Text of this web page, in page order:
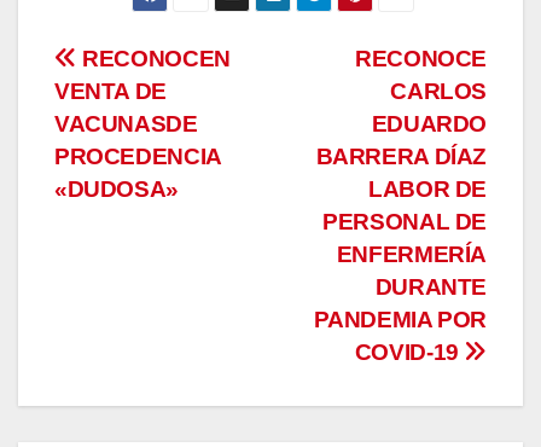
Navegación
de
entradas
RECONOCE
CARLOS
EDUARDO
BARRERA DÍAZ
LABOR DE
PERSONAL DE
ENFERMERÍA
DURANTE
PANDEMIA POR
COVID-19
RECONOCEN
VENTA DE
VACUNASDE
PROCEDENCIA
«DUDOSA»